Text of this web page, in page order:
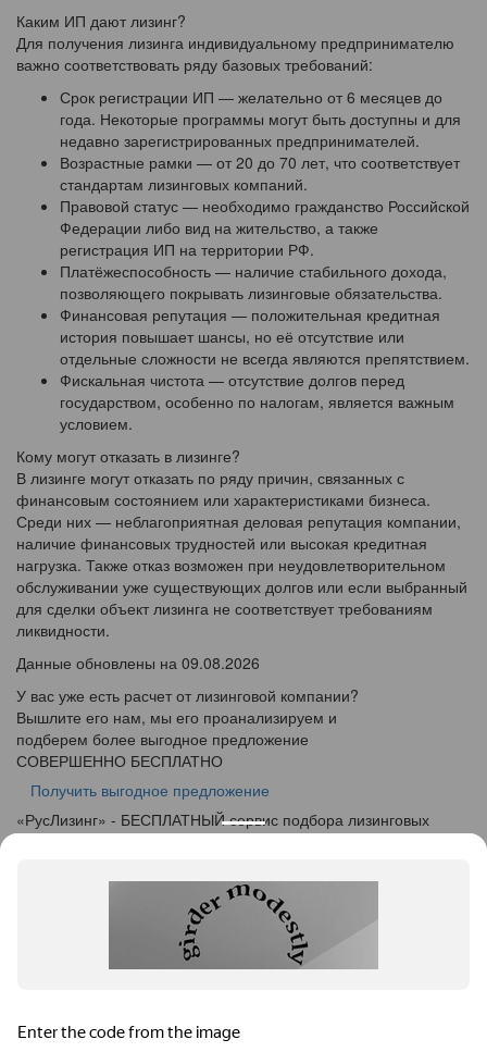
Каким ИП дают лизинг?
Для получения лизинга индивидуальному предпринимателю
важно соответствовать ряду базовых требований:
Срок регистрации ИП — желательно от 6 месяцев до
года. Некоторые программы могут быть доступны и для
недавно зарегистрированных предпринимателей.
Возрастные рамки — от 20 до 70 лет, что соответствует
стандартам лизинговых компаний.
Правовой статус — необходимо гражданство Российской
Федерации либо вид на жительство, а также
регистрация ИП на территории РФ.
Платёжеспособность — наличие стабильного дохода,
позволяющего покрывать лизинговые обязательства.
Финансовая репутация — положительная кредитная
история повышает шансы, но её отсутствие или
отдельные сложности не всегда являются препятствием.
Фискальная чистота — отсутствие долгов перед
государством, особенно по налогам, является важным
условием.
Кому могут отказать в лизинге?
В лизинге могут отказать по ряду причин, связанных с
финансовым состоянием или характеристиками бизнеса.
Среди них — неблагоприятная деловая репутация компании,
наличие финансовых трудностей или высокая кредитная
нагрузка. Также отказ возможен при неудовлетворительном
обслуживании уже существующих долгов или если выбранный
для сделки объект лизинга не соответствует требованиям
ликвидности.
Данные обновлены на 09.08.2026
У вас уже есть расчет от лизинговой компании?
Вышлите его нам, мы его проанализируем и
подберем более выгодное предложение
СОВЕРШЕННО БЕСПЛАТНО
Получить выгодное предложение
«РусЛизинг» - БЕСПЛАТНЫЙ сервис подбора лизинговых
+7 (495) 103-49-76
424000, Республика Марий Эл, г. Йошкар-Ола, ул.
Калькулятор
Кейсы Клиентам